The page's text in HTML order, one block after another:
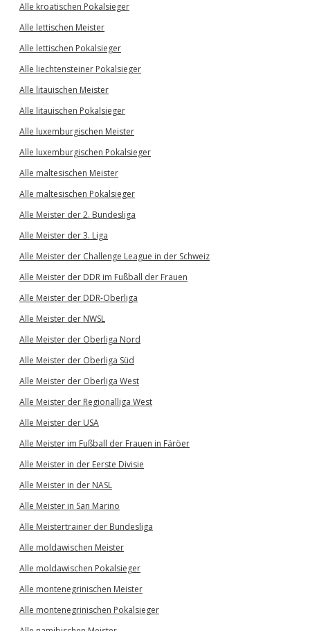
Alle kroatischen Pokalsieger
Alle lettischen Meister
Alle lettischen Pokalsieger
Alle liechtensteiner Pokalsieger
Alle litauischen Meister
Alle litauischen Pokalsieger
Alle luxemburgischen Meister
Alle luxemburgischen Pokalsieger
Alle maltesischen Meister
Alle maltesischen Pokalsieger
Alle Meister der 2. Bundesliga
Alle Meister der 3. Liga
Alle Meister der Challenge League in der Schweiz
Alle Meister der DDR im Fußball der Frauen
Alle Meister der DDR-Oberliga
Alle Meister der NWSL
Alle Meister der Oberliga Nord
Alle Meister der Oberliga Süd
Alle Meister der Oberliga West
Alle Meister der Regionalliga West
Alle Meister der USA
Alle Meister im Fußball der Frauen in Färöer
Alle Meister in der Eerste Divisie
Alle Meister in der NASL
Alle Meister in San Marino
Alle Meistertrainer der Bundesliga
Alle moldawischen Meister
Alle moldawischen Pokalsieger
Alle montenegrinischen Meister
Alle montenegrinischen Pokalsieger